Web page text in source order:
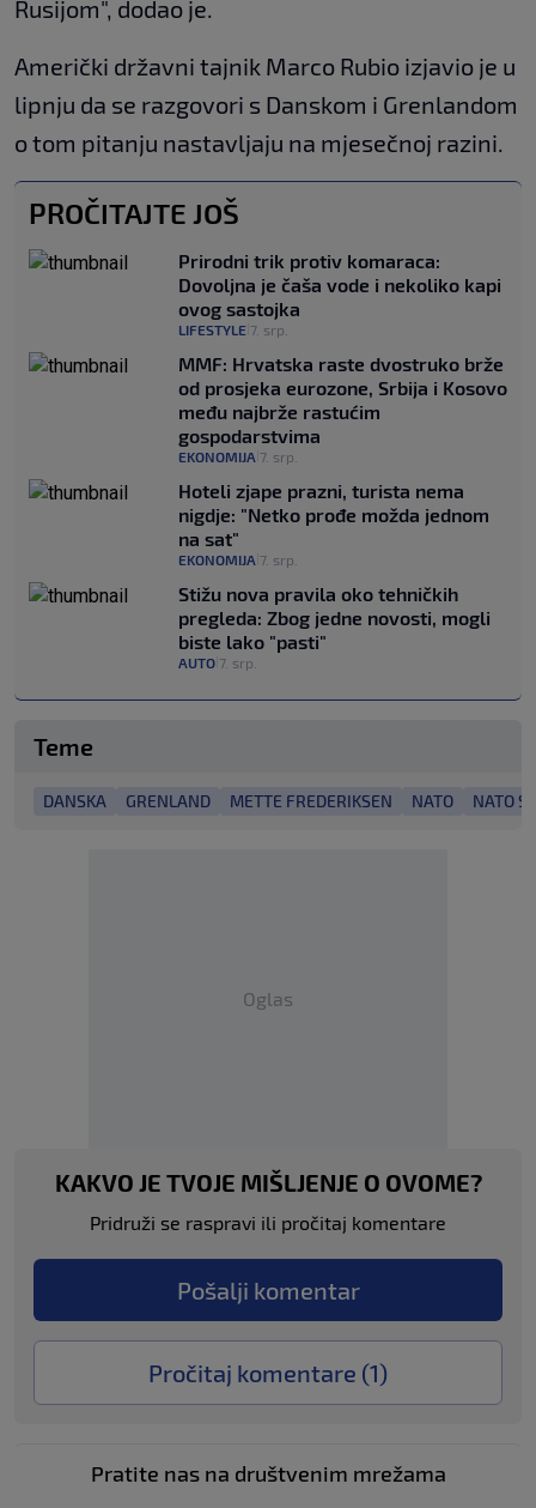
Rusijom", dodao je.
Američki državni tajnik Marco Rubio izjavio je u
lipnju da se razgovori s Danskom i Grenlandom
o tom pitanju nastavljaju na mjesečnoj razini.
PROČITAJTE JOŠ
Prirodni trik protiv komaraca:
Dovoljna je čaša vode i nekoliko kapi
ovog sastojka
LIFESTYLE 7. srp.
MMF: Hrvatska raste dvostruko brže
od prosjeka eurozone, Srbija i Kosovo
među najbrže rastućim
gospodarstvima
EKONOMIJA 7. srp.
Hoteli zjape prazni, turista nema
nigdje: "Netko prođe možda jednom
na sat"
EKONOMIJA 7. srp.
Stižu nova pravila oko tehničkih
pregleda: Zbog jedne novosti, mogli
biste lako "pasti"
AUTO 7. srp.
Teme
DANSKA GRENLAND METTE FREDERIKSEN NATO NATO
Oglas
KAKVO JE TVOJE MIŠLJENJE O OVOME?
Pridruži se raspravi ili pročitaj komentare
Pošalji komentar
Pročitaj komentare (1)
Pratite nas na društvenim mrežama